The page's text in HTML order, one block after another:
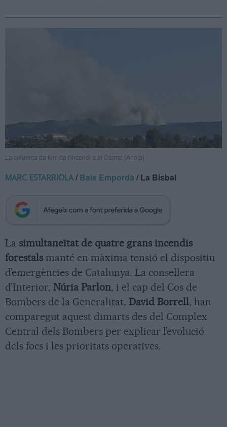
La columna de fum de l'incendi a el Carme (Anoia)
MARC ESTARRIOLA/Baix Empordà / La Bisbal
La simultaneïtat de quatre grans incendis
forestals manté en màxima tensió el dispositiu
d’emergències de Catalunya. La consellera
d’Interior, Núria Parlon, i el cap del Cos de
Bombers de la Generalitat, David Borrell, han
comparegut aquest dimarts des del Complex
Central dels Bombers per explicar l’evolució
dels focs i les prioritats operatives.